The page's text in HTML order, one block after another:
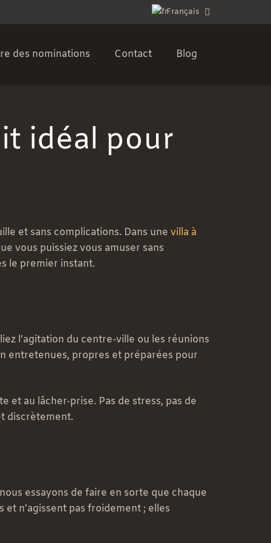
Français
des nominations Contact Blog
idéal pour
et sans complications. Dans une villa à
vous puissiez vous amuser sans
le premier instant.
l’agitation du centre-ville ou les réunions
entretenues, propres et préparées pour
et au lâcher-prise. Pas de stress, pas de
discrètement.
essayons de faire en sorte que chaque
n’agissent pas froidement ; elles